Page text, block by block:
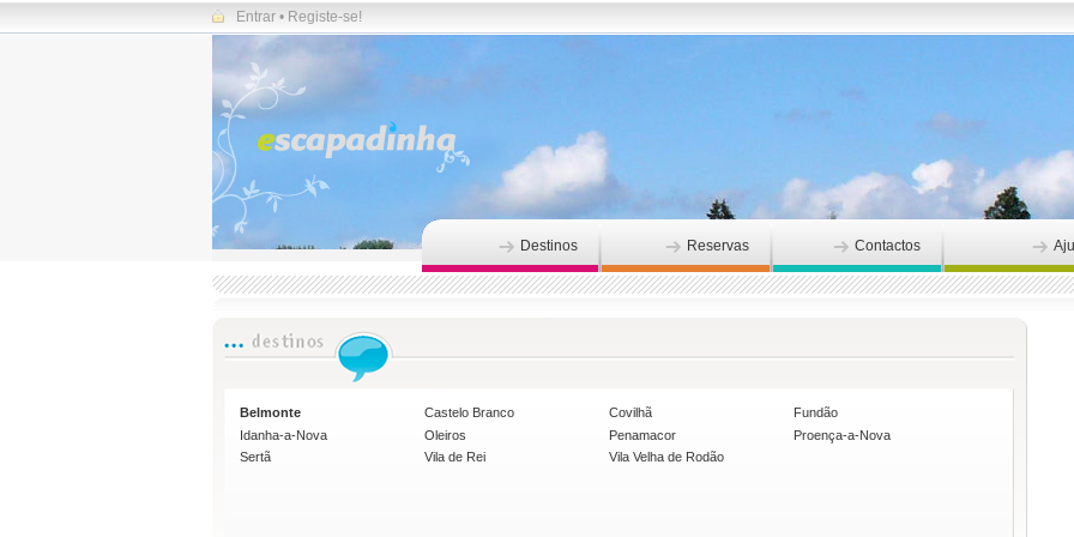
Entrar • Registe-se!
Destinos Reservas Contactos
Belmonte Castelo Branco Covilhã
Fundão
Idanha-a-Nova
Oleiros Penamacor
Proença-a-Nova
Sertã
Vila de Rei Vila Velha de Rodão